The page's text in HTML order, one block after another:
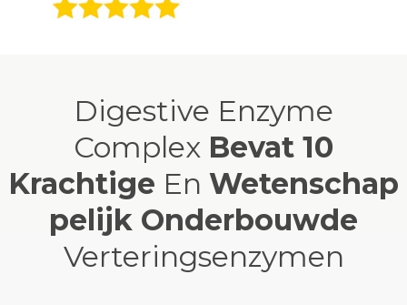
Digestive Enzyme
Complex Bevat 10
Krachtige En Wetenschap
pelijk Onderbouwde
Verteringsenzymen